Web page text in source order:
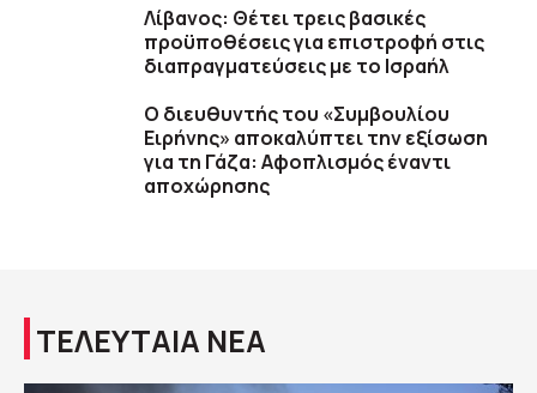
Λίβανος: Θέτει τρεις βασικές
προϋποθέσεις για επιστροφή στις
διαπραγματεύσεις με το Ισραήλ
Ο διευθυντής του «Συμβουλίου
Ειρήνης» αποκαλύπτει την εξίσωση
για τη Γάζα: Αφοπλισμός έναντι
αποχώρησης
ΤΕΛΕΥΤΑΙΑ ΝΕΑ